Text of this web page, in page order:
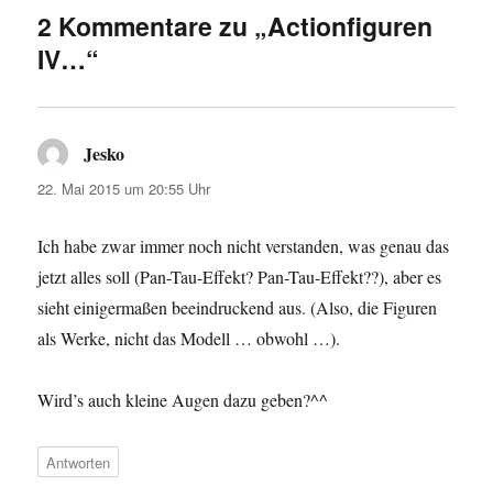
2 Kommentare zu „Actionfiguren
IV…“
Jesko
22. Mai 2015 um 20:55 Uhr
Ich habe zwar immer noch nicht verstanden, was genau das
jetzt alles soll (Pan-Tau-Effekt? Pan-Tau-Effekt??), aber es
sieht einigermaßen beeindruckend aus. (Also, die Figuren
als Werke, nicht das Modell … obwohl …).
Wird’s auch kleine Augen dazu geben?^^
Antworten